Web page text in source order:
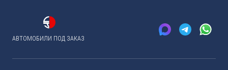
АВТОМОБИЛИ ПОД ЗАКАЗ